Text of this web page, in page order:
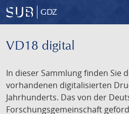
GDZ
VD18 digital
In dieser Sammlung finden Sie
vorhandenen digitalisierten
Jahrhunderts. Das von der
Forschungsgemeinschaft